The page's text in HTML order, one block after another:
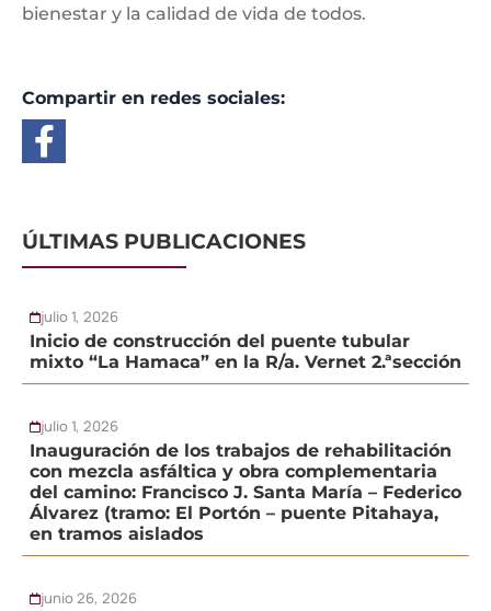
bienestar y la calidad de vida de todos.
Compartir en redes sociales:
ÚLTIMAS PUBLICACIONES
julio 1, 2026
Inicio de construcción del puente tubular
mixto “La Hamaca” en la R/a. Vernet 2.ªsección
julio 1, 2026
Inauguración de los trabajos de rehabilitación
con mezcla asfáltica y obra complementaria
del camino: Francisco J. Santa María – Federico
Álvarez (tramo: El Portón – puente Pitahaya,
en tramos aislados
junio 26, 2026